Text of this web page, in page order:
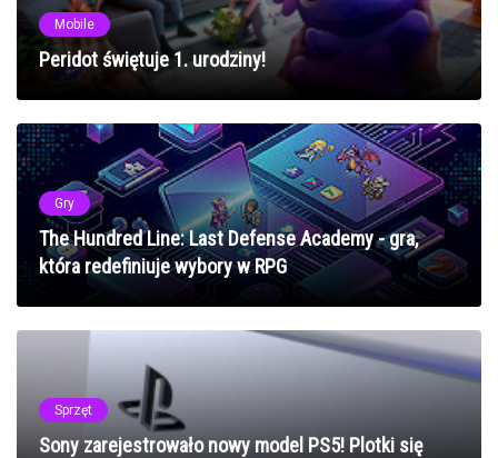
Mobile
Peridot świętuje 1. urodziny!
Gry
The Hundred Line: Last Defense Academy - gra,
która redefiniuje wybory w RPG
Sprzęt
Sony zarejestrowało nowy model PS5! Plotki się